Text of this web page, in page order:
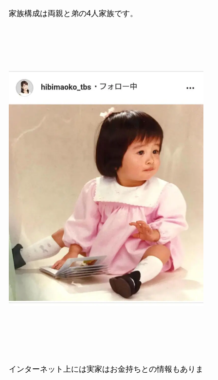
家族構成は両親と弟の4人家族です。
インターネット上には実家はお金持ちとの情報もありま